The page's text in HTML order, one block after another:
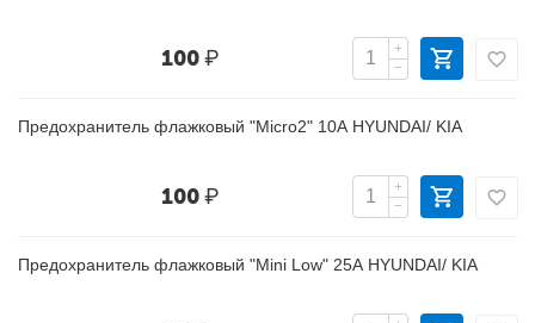
100₽
+
−
Предохранитель флажковый "Micro2" 10А HYUNDAI/ KIA
100₽
+
−
Предохранитель флажковый "Mini Low" 25А HYUNDAI/ KIA